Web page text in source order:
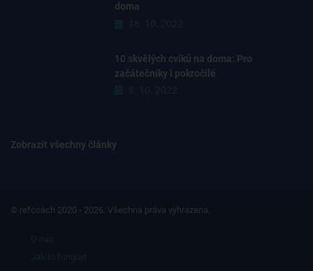
doma
10 skvělých cviků na doma: Pro
začátečníky i pokročilé
Zobrazit všechny články
© refcoach 2020 - 2026. Všechna práva vyhrazena.